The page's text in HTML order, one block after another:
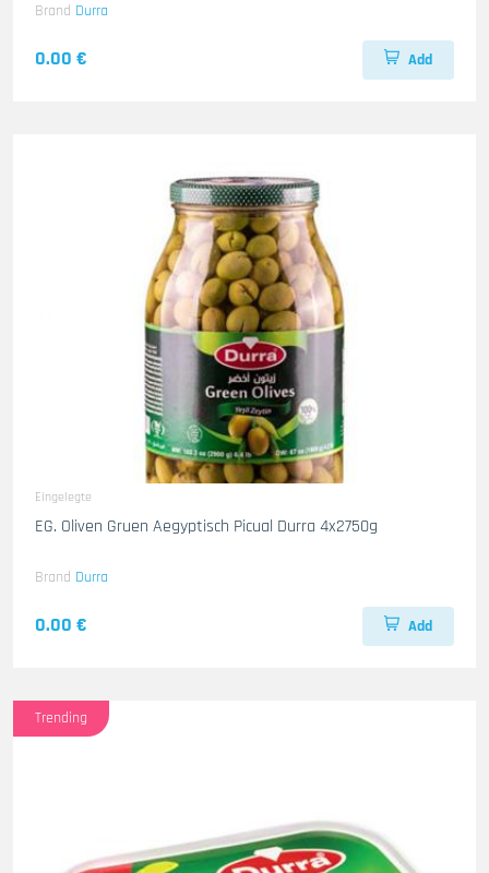
Brand Durra
0.00 € Add
Eingelegte
EG. Oliven Gruen Aegyptisch Picual Durra 4x2750g
Brand Durra
0.00 € Add
Trending